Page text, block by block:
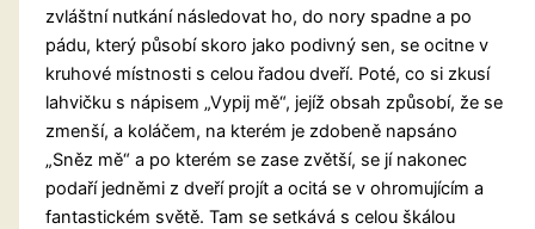
zvláštní nutkání následovat ho, do nory spadne a po
pádu, který působí skoro jako podivný sen, se ocitne v
kruhové místnosti s celou řadou dveří. Poté, co si zkusí
lahvičku s nápisem „Vypij mě“, jejíž obsah způsobí, že se
zmenší, a koláčem, na kterém je zdobeně napsáno
„Sněz mě“ a po kterém se zase zvětší, se jí nakonec
podaří jedněmi z dveří projít a ocitá se v ohromujícím a
fantastickém světě. Tam se setkává s celou škálou